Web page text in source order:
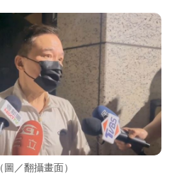
／翻攝畫面）